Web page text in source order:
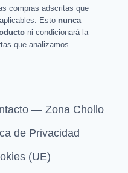
compras adscritas que
Esto nunca
ni condicionará la
que analizamos.
— Zona Chollo
de Privacidad
(UE)